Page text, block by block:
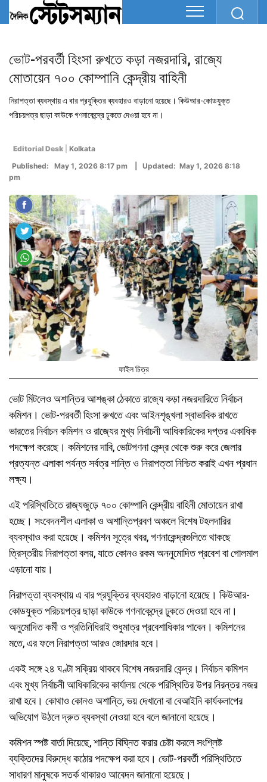
ভোট-পরবর্তী হিংসা রুখতে কড়া নজরদারি, রাজ্যে
মোতায়েন ৭০০ কোম্পানি কেন্দ্রীয় বাহিনী
নিরাপত্তা ব্যবস্থায় এ বার প্রযুক্তির ব্যবহারও বাড়ানো হয়েছে। কিউআর-কোডযুক্ত
পরিচয়পত্র ছাড়া কাউকে গণনাকেন্দ্রে ঢুকতে দেওয়া হবে না।
Editorial Desk
Kolkata
Published: May 1, 2026 8:17 pm | Updated: May 1, 2026 8:18
pm
ফাইল চিত্র
ভোট মিটলেও অশান্তির আশঙ্কা ঠেকাতে রাজ্যে কড়া নজরদারিতে নির্বাচন
কমিশন। ভোট-পরবর্তী হিংসা রুখতে এবং আইনশৃঙ্খলা স্বাভাবিক রাখতে
ভারতের নির্বাচন কমিশন ও রাজ্যের মুখ্য নির্বাচনী আধিকারিকের দপ্তর একাধিক
পদক্ষেপ করেছে। কমিশনের দাবি, ভোটগণনা কেন্দ্র থেকে শুরু করে জেলার
প্রত্যন্ত এলাকা পর্যন্ত সর্বত্র শান্তি ও নিরাপত্তা নিশ্চিত করাই এখন প্রধান
লক্ষ্য।
এই পরিস্থিতিতে রাজ্যজুড়ে ৭০০ কোম্পানি কেন্দ্রীয় বাহিনী মোতায়েন রাখা
হচ্ছে। সংবেদনশীল এলাকা ও অশান্তিপ্রবণ অঞ্চলে বিশেষ টহলদারির
ব্যবস্থাও করা হয়েছে। কমিশন সূত্রে খবর, গণনাকেন্দ্রগুলিতে থাকছে
ত্রিস্তরীয় নিরাপত্তা বলয়, যাতে কোনও রকম অননুমোদিত প্রবেশ বা গোলমাল
এড়ানো যায়।
নিরাপত্তা ব্যবস্থায় এ বার প্রযুক্তির ব্যবহারও বাড়ানো হয়েছে। কিউআর-
কোডযুক্ত পরিচয়পত্র ছাড়া কাউকে গণনাকেন্দ্রে ঢুকতে দেওয়া হবে না।
অনুমোদিত কর্মী ও প্রতিনিধিরাই শুধুমাত্র প্রবেশাধিকার পাবেন। কমিশনের
মতে, এর ফলে নিরাপত্তা আরও জোরদার হবে।
একই সঙ্গে ২৪ ঘণ্টা সক্রিয় থাকবে বিশেষ নজরদারি কেন্দ্র। নির্বাচন কমিশন
এবং মুখ্য নির্বাচনী আধিকারিকের কার্যালয় থেকে পরিস্থিতির উপর নিরন্তর নজর
রাখা হবে। কোথাও কোনও অশান্তি, ভয় দেখানো বা বেআইনি কার্যকলাপের
অভিযোগ উঠলে দ্রুত ব্যবস্থা নেওয়া হবে বলে জানানো হয়েছে।
কমিশন স্পষ্ট বার্তা দিয়েছে, শান্তি বিঘ্নিত করার চেষ্টা করলে সংশ্লিষ্ট
ব্যক্তিদের বিরুদ্ধে কঠোর পদক্ষেপ করা হবে। ভোট-পরবর্তী পরিস্থিতিতে
সাধারণ মানুষকে সতর্ক থাকারও আবেদন জানানো হয়েছে।